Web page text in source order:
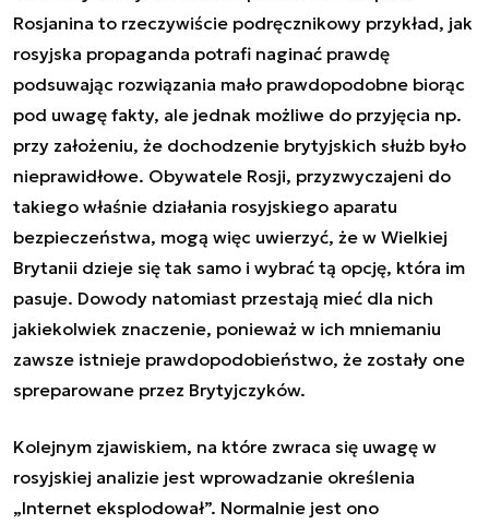
Rosjanina to rzeczywiście podręcznikowy przykład, jak
rosyjska propaganda potrafi naginać prawdę
podsuwając rozwiązania mało prawdopodobne biorąc
pod uwagę fakty, ale jednak możliwe do przyjęcia np.
przy założeniu, że dochodzenie brytyjskich służb było
nieprawidłowe. Obywatele Rosji, przyzwyczajeni do
takiego właśnie działania rosyjskiego aparatu
bezpieczeństwa, mogą więc uwierzyć, że w Wielkiej
Brytanii dzieje się tak samo i wybrać tą opcję, która im
pasuje. Dowody natomiast przestają mieć dla nich
jakiekolwiek znaczenie, ponieważ w ich mniemaniu
zawsze istnieje prawdopodobieństwo, że zostały one
spreparowane przez Brytyjczyków.
Kolejnym zjawiskiem, na które zwraca się uwagę w
rosyjskiej analizie jest wprowadzanie określenia
„Internet eksplodował”. Normalnie jest ono